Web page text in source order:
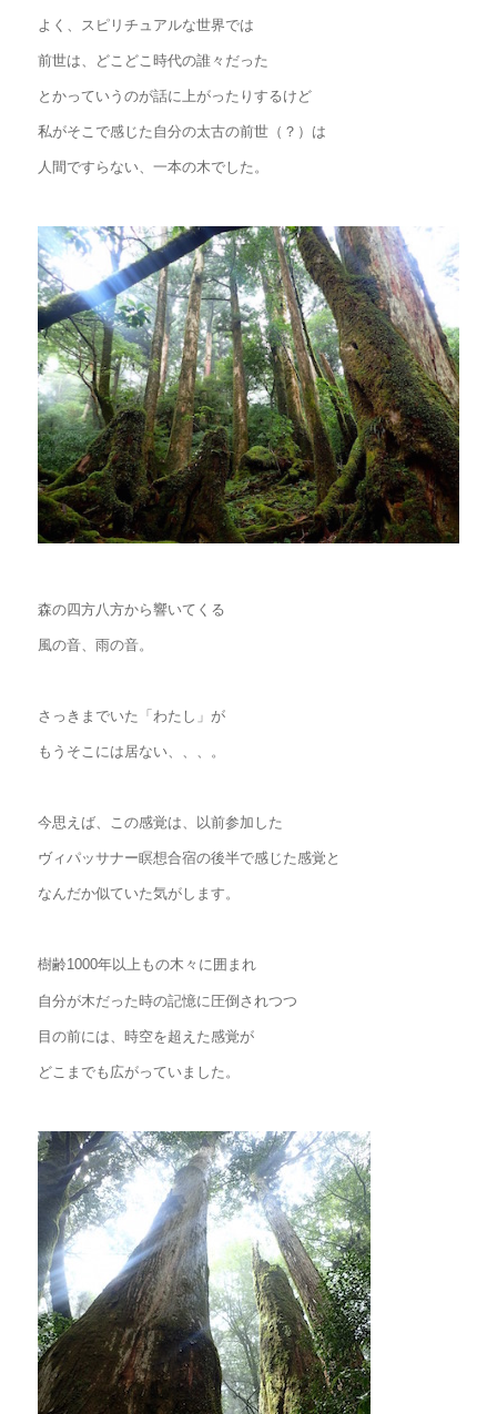
よく、スピリチュアルな世界では
前世は、どこどこ時代の誰々だった
とかっていうのが話に上がったりするけど
私がそこで感じた自分の太古の前世（？）は
人間ですらない、一本の木でした。
森の四方八方から響いてくる
風の音、雨の音。
さっきまでいた「わたし」が
もうそこには居ない、、、。
今思えば、この感覚は、以前参加した
ヴィパッサナー瞑想合宿の後半で感じた感覚と
なんだか似ていた気がします。
樹齢1000年以上もの木々に囲まれ
自分が木だった時の記憶に圧倒されつつ
目の前には、時空を超えた感覚が
どこまでも広がっていました。